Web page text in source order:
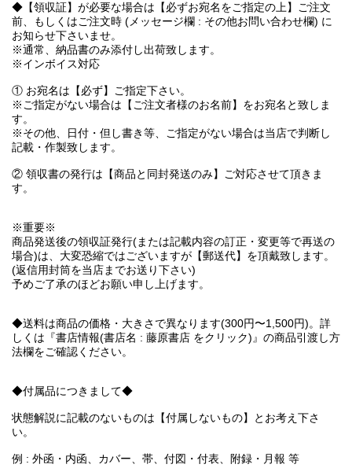
◆【領収証】が必要な場合は【必ずお宛名をご指定の上】ご注文
前、もしくはご注文時 (メッセージ欄 : その他お問い合わせ欄) に
お知らせ下さいませ。
※通常、納品書のみ添付し出荷致します。
※インボイス対応
① お宛名は【必ず】ご指定下さい。
※ご指定がない場合は【ご注文者様のお名前】をお宛名と致しま
す。
※その他、日付・但し書き等、ご指定がない場合は当店で判断し
記載・作製致します。
② 領収書の発行は【商品と同封発送のみ】ご対応させて頂きま
す。
※重要※
商品発送後の領収証発行(または記載内容の訂正・変更等で再送の
場合)は、大変恐縮ではございますが【郵送代】を頂戴致します。
(返信用封筒を当店までお送り下さい)
予めご了承のほどお願い申し上げます。
◆送料は商品の価格・大きさで異なります(300円〜1,500円)。詳
しくは『書店情報(書店名 : 藤原書店 をクリック)』の商品引渡し方
法欄をご確認ください。
◆付属品につきまして◆
状態解説に記載のないものは【付属しないもの】とお考え下さ
い。
例 : 外函・内函、カバー、帯、付図・付表、附録・月報 等